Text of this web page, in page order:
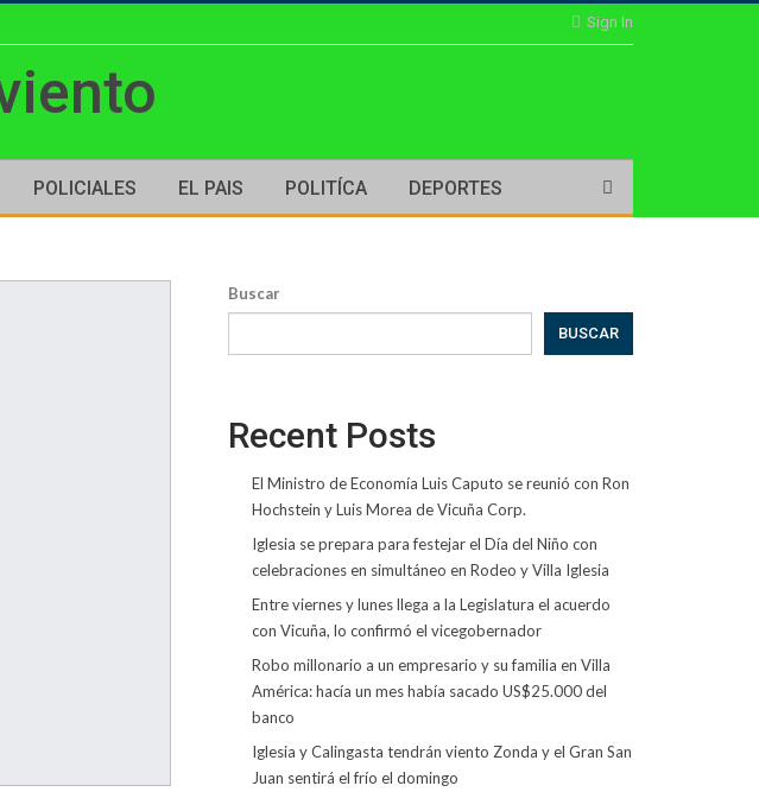
Sign In
POLICIALES EL PAIS POLITÍCA DEPORTES
Buscar
BUSCAR
Recent Posts
El Ministro de Economía Luis Caputo se reunió con Ron
Hochstein y Luis Morea de Vicuña Corp.
Iglesia se prepara para festejar el Día del Niño con
celebraciones en simultáneo en Rodeo y Villa Iglesia
Entre viernes y lunes llega a la Legislatura el acuerdo
con Vicuña, lo confirmó el vicegobernador
Robo millonario a un empresario y su familia en Villa
América: hacía un mes había sacado US$25.000 del
banco
Iglesia y Calingasta tendrán viento Zonda y el Gran San
Juan sentirá el frío el domingo